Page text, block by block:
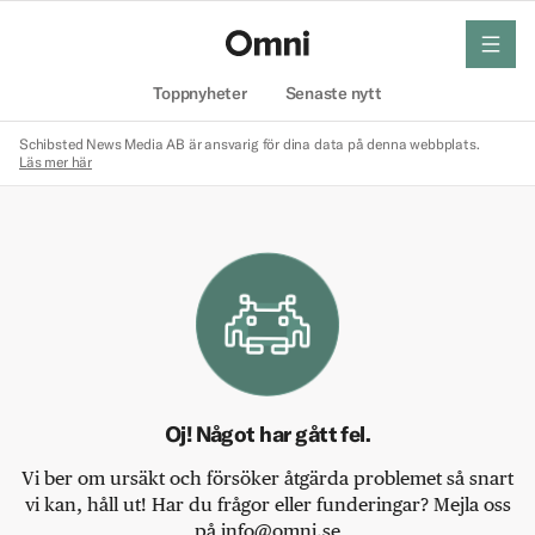
Toppnyheter Senaste nytt
meny
Schibsted News Media AB är ansvarig för dina data på denna webbplats.
Läs mer här
Oj! Något har gått fel.
Vi ber om ursäkt och försöker åtgärda problemet så snart
vi kan, håll ut! Har du frågor eller funderingar? Mejla oss